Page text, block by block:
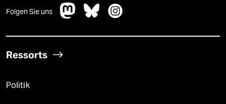
Folgen Sie uns
Ressorts
Politik